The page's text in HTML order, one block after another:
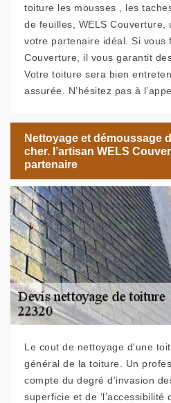
toiture les mousses , les
de feuilles, WELS
votre partenaire idéal. Si vous
Couverture, il vous garantit
Votre toiture sera bien
assurée. N’hésitez pas à
Nettoyage et démoussage
cher. l’artisan WELS
partenaire
Le cout de nettoyage d'une
général de la toiture. Un
compte du degré d’invasion
superficie et de